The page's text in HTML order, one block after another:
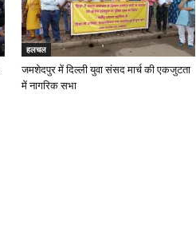
हलचल
जमशेदपुर में दिल्ली युवा संसद मार्च की एकजुटता
में नागरिक सभा